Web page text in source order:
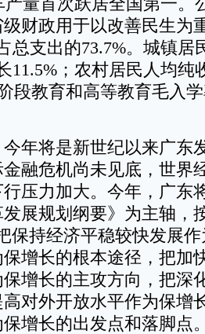
财政用于以改善民生为
总支出的73.7%。城镇居
11.5%；农村居民人均纯
段教育和高等教育毛入
将是新世纪以来广东
危机尚未见底，世界
压力加大。今年，广东
展规划纲要》为主轴，
保持经济平稳较快发展
增长的根本途径，把加
增长的主攻方向，把深
对外开放水平作为保增
增长的出发点和落脚点